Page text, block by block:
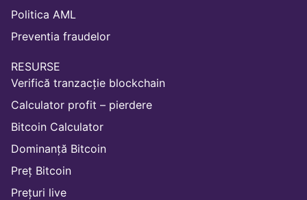
Politica AML
Preventia fraudelor
RESURSE
Verifică tranzacție blockchain
Calculator profit – pierdere
Bitcoin Calculator
Dominanță Bitcoin
Preț Bitcoin
Prețuri live